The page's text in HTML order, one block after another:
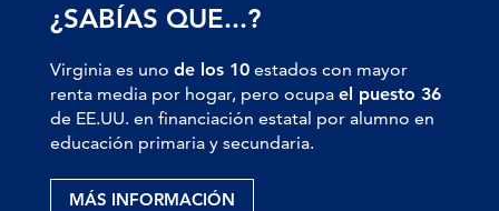
¿SABÍAS QUE...?
Virginia es uno de los 10 estados con mayor
renta media por hogar, pero ocupa el puesto 36
de EE.UU. en financiación estatal por alumno en
educación primaria y secundaria.
MÁS INFORMACIÓN